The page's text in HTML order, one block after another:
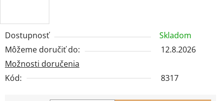
Dostupnosť
Skladom
Môžeme doručiť do:
12.8.2026
Možnosti doručenia
Kód:
8317